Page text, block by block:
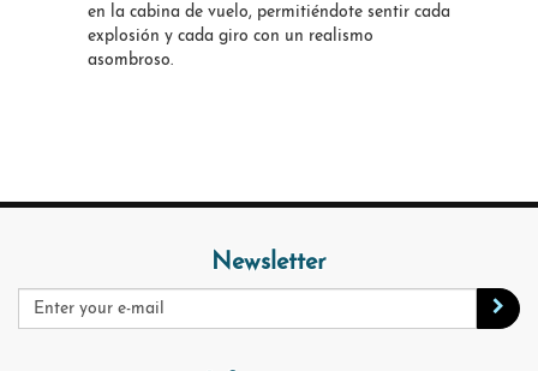
en la cabina de vuelo, permitiéndote sentir cada
explosión y cada giro con un realismo
asombroso.
Newsletter